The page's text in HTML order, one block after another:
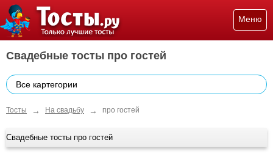
Меню
Свадебные тосты про гостей
Все картегории
Тосты → На свадьбу → про гостей
Свадебные тосты про гостей